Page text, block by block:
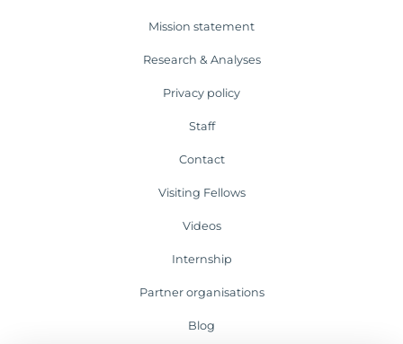
Mission statement
Research & Analyses
Privacy policy
Staff
Contact
Visiting Fellows
Videos
Internship
Partner organisations
Blog